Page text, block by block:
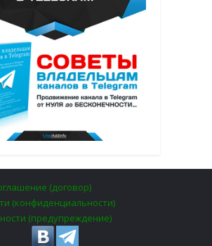
(договор)
(конфиденциальности)
(предупреждение)